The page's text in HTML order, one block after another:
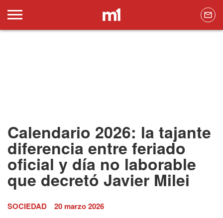
Calendario 2026: la tajante
diferencia entre feriado
oficial y día no laborable
que decretó Javier Milei
SOCIEDAD 20 marzo 2026